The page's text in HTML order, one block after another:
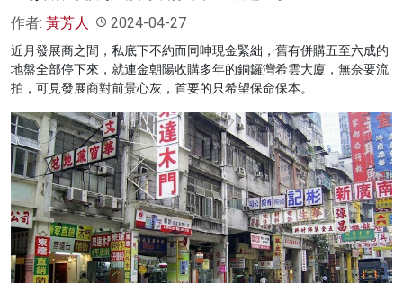
作者: 黃芳人 2024-04-27
近月發展商之間，私底下不約而同呻現金緊絀，舊有併購五至六成的
地盤全部停下來，就連金朝陽收購多年的銅鑼灣希雲大廈，無奈要流
拍，可見發展商對前景心灰，首要的只希望保命保本。